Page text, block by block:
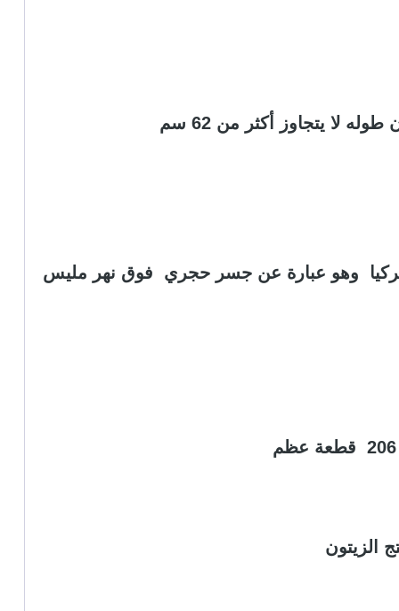
يعود تاريخه الى 850 ق.م ويقع في تركيا وهو عبارة عن جسر حجري فوق نهر مليس